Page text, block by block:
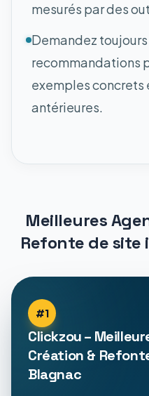
mesurés par des
Demandez
recommandations
exemples concrets
antérieures.
Meilleures
Refonte de
#1
Clickzou –
Création &
Blagnac